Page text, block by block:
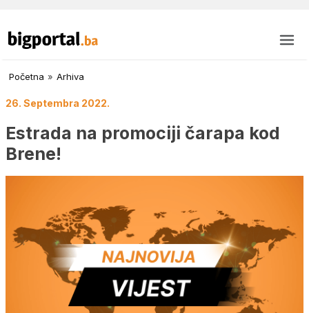
Početna » Arhiva
26. Septembra 2022.
Estrada na promociji čarapa kod
Brene!